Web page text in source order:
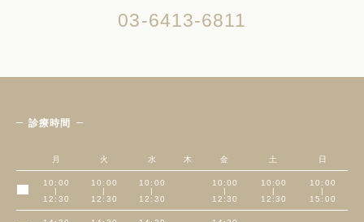
03-6413-6811
診療時間
月 火 水 木 金 土 日
10:00
|
12:30
10:00
|
12:30
10:00
|
12:30
10:00
|
12:30
10:00
|
12:30
10:00
|
15:00